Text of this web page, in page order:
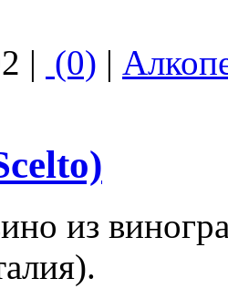
| (0) |
из